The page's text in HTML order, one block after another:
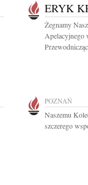
ERYK
Żegnamy
Apelacyjnego
POZNAŃ
Naszemu
szczerego